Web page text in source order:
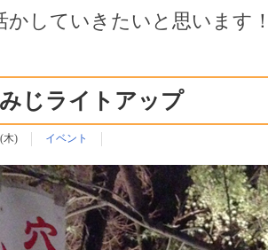
かしていきたいと思います
じライトアップ
木) イベント